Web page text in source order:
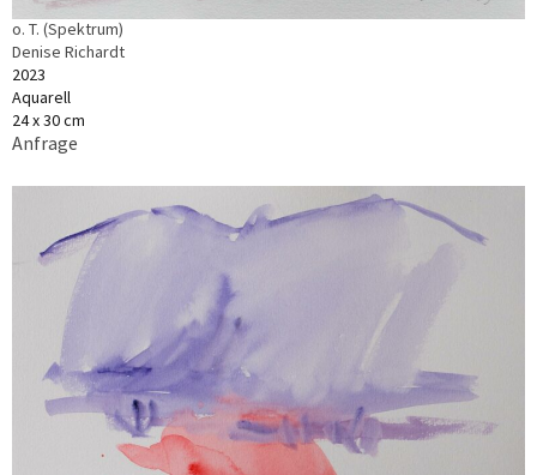
o. T. (Spektrum)
Denise Richardt
2023
Aquarell
24 x 30 cm
Anfrage